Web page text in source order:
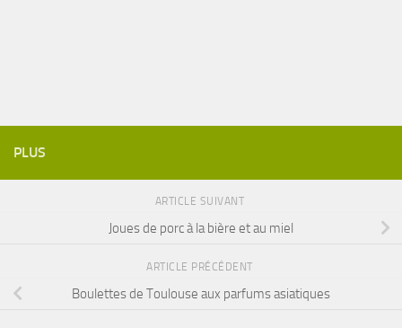
PLUS
ARTICLE SUIVANT
Joues de porc à la bière et au miel
ARTICLE PRÉCÉDENT
Boulettes de Toulouse aux parfums asiatiques